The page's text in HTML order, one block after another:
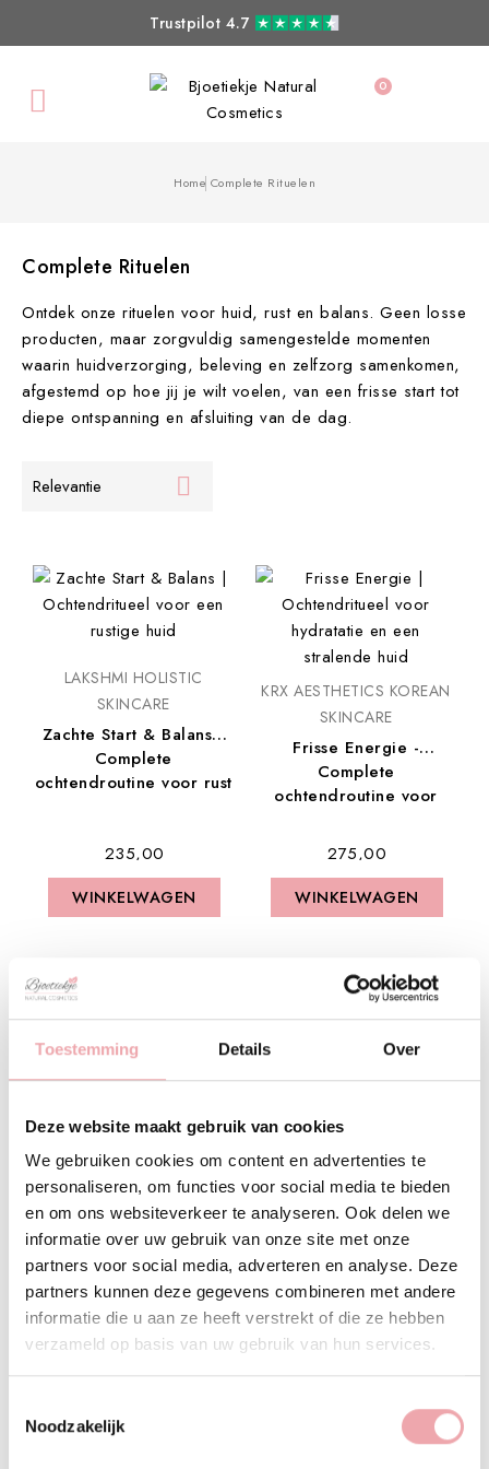
Toestemming Details Over
Deze website maakt gebruik van cookies
We gebruiken cookies om content en advertenties te
personaliseren, om functies voor social media te bieden
en om ons websiteverkeer te analyseren. Ook delen we
informatie over uw gebruik van onze site met onze
partners voor social media, adverteren en analyse. Deze
partners kunnen deze gegevens combineren met andere
informatie die u aan ze heeft verstrekt of die ze hebben
verzameld op basis van uw gebruik van hun services.
Noodzakelijk
Trustpilot 4.7
 0
Home Complete Rituelen
Complete Rituelen
Ontdek onze rituelen voor huid, rust en balans. Geen losse
producten, maar zorgvuldig samengestelde momenten
waarin huidverzorging, beleving en zelfzorg samenkomen,
afgestemd op hoe jij je wilt voelen, van een frisse start tot
diepe ontspanning en afsluiting van de dag.
Relevantie 
LAKSHMI HOLISTIC
SKINCARE
Zachte Start & Balans -
Complete
ochtendroutine voor rust
€ 235,00
WINKELWAGEN
WINKELWAGEN
KRX AESTHETICS KOREAN
SKINCARE
Frisse Energie -
Complete
ochtendroutine voor
€ 275,00
WINKELWAGEN
WINKELWAGEN
1 - 2 van 2 item(s) weergeven
dan een snelle handeling tussendoor. Onze
ontworpen als complete verzorgingsmomenten waarin
huid, gevoel en beleving samenkomen.
In deze categorie vind je zorgvuldig samengestelde
rituelen voor verschillende momenten en behoeften. Denk
aan een frisse, energieke start van je dag, een zachte
ochtend in rust en balans, een avondritueel om los te laten
of een verdiepend ritueel voor huidherstel. Elk ritueel is
opgebouwd met producten die elkaar versterken en je
Onze rituelen zijn samengesteld met hoogwaardige